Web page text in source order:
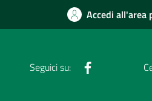
Accedi all'area
Seguici su: